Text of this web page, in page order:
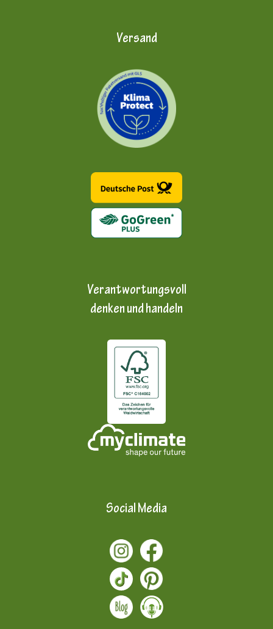
Versand
Verantwortungsvoll
denken und handeln
Social Media